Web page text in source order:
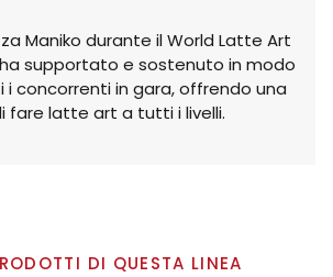
Maniko durante il World Latte Art
supportato e sostenuto in modo
concorrenti in gara, offrendo una
fare latte art a tutti i livelli.
DI QUESTA LINEA